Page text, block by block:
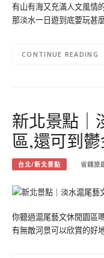
有山有海又充滿人文風情
那淡水一日遊到底要玩甚
CONTINUE READING
新北景點｜
區,還可到
台北/新北景點 省錢旅
你聽過滬尾藝文休閒園區
有無敵河景可以欣賞的好